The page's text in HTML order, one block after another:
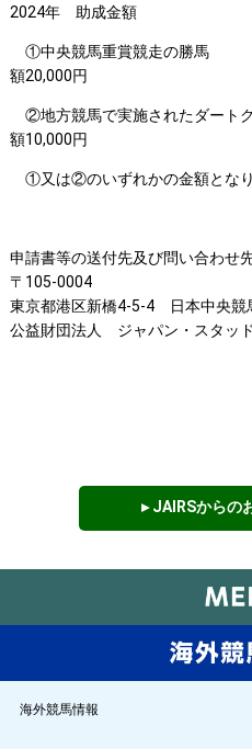
2024年 助成金額
①中央競馬重賞競走
額20,000円
②地方競馬で実施されたダート
額10,000円
①又は②のいずれかの金額となり
申請書等の送付先及び問い合わせ
〒105-0004
東京都港区新橋4-5-4 日本中央競
公益財団法人 ジャパン・スタッ
▸ JAIRSからの
海外競馬情報